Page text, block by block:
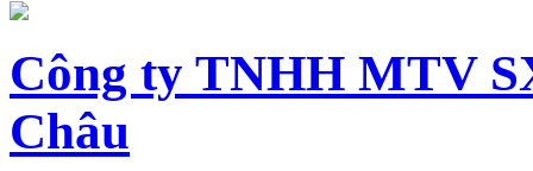
Công ty TNHH MTV
Châu